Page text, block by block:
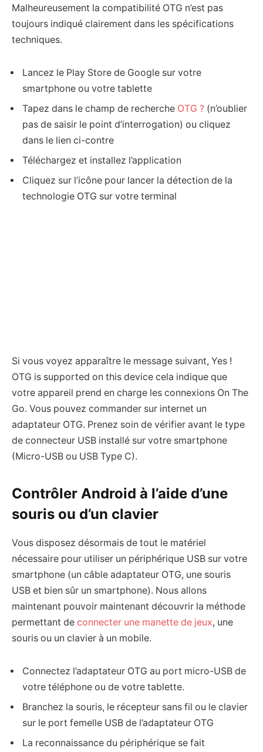
Malheureusement la compatibilité OTG n’est pas
toujours indiqué clairement dans les spécifications
techniques.
Lancez le Play Store de Google sur votre
smartphone ou votre tablette
Tapez dans le champ de recherche OTG ? (n’oublier
pas de saisir le point d’interrogation) ou cliquez
dans le lien ci-contre
Téléchargez et installez l’application
Cliquez sur l’icône pour lancer la détection de la
technologie OTG sur votre terminal
Si vous voyez apparaître le message suivant, Yes !
OTG is supported on this device cela indique que
votre appareil prend en charge les connexions On The
Go. Vous pouvez commander sur internet un
adaptateur OTG. Prenez soin de vérifier avant le type
de connecteur USB installé sur votre smartphone
(Micro-USB ou USB Type C).
Contrôler Android à l’aide d’une
souris ou d’un clavier
Vous disposez désormais de tout le matériel
nécessaire pour utiliser un périphérique USB sur votre
smartphone (un câble adaptateur OTG, une souris
USB et bien sûr un smartphone). Nous allons
maintenant pouvoir maintenant découvrir la méthode
permettant de connecter une manette de jeux, une
souris ou un clavier à un mobile.
Connectez l’adaptateur OTG au port micro-USB de
votre téléphone ou de votre tablette.
Branchez la souris, le récepteur sans fil ou le clavier
sur le port femelle USB de l’adaptateur OTG
La reconnaissance du périphérique se fait